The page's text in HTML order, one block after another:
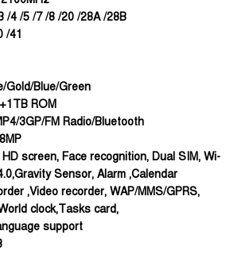
/4 /5 /7 /8 /20 /28A /28B
/41
Gold/Blue/Green
ROM
3GP/FM Radio/Bluetooth
screen, Face recognition, Dual SIM, Wi-
Sensor, Alarm ,Calendar
,Video recorder, WAP/MMS/GPRS,
clock,Tasks card,
support